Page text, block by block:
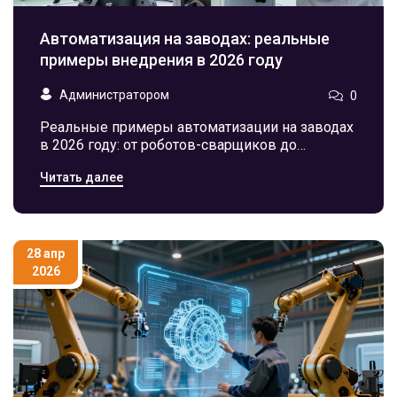
Автоматизация на заводах: реальные
примеры внедрения в 2026 году
Администратором 0
Реальные примеры автоматизации на заводах
в 2026 году: от роботов-сварщиков до
экономию и риски внедрения.
Читать далее
28 апр
2026